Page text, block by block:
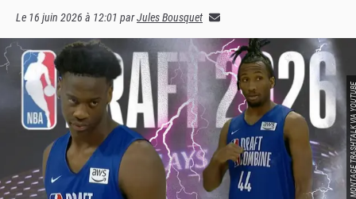
Le 16 juin 2026 à 12:01 parJules Bousquet
MONTAGE